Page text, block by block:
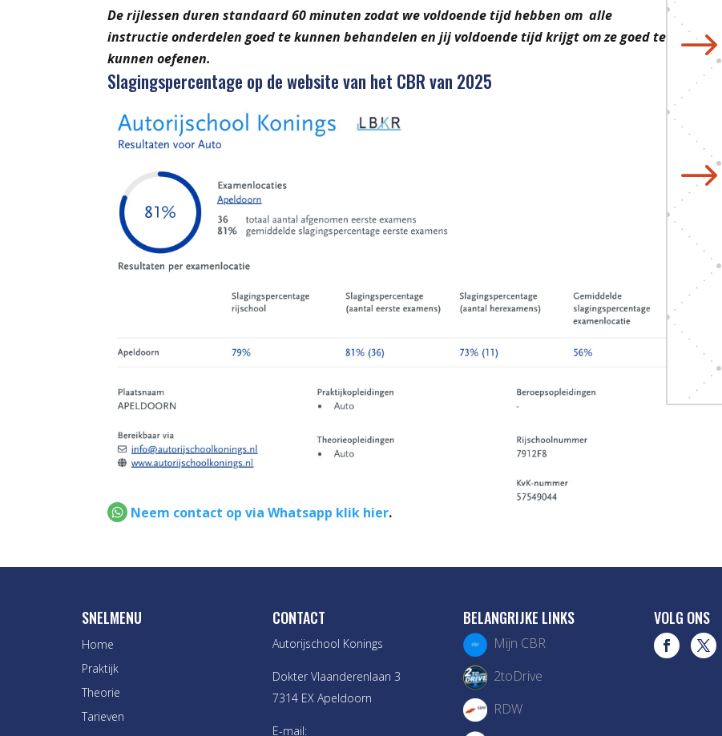
De rijlessen duren standaard 60 minuten zodat we voldoende tijd hebben om alle
instructie onderdelen goed te kunnen behandelen en jij voldoende tijd krijgt om ze goed te
kunnen oefenen.
Slagingspercentage op de website van het CBR van 2025
Neem contact op via Whatsapp klik hier.
$
$
SNELMENU
Home
Praktijk
Theorie
Tarieven
CONTACT
Autorijschool Konings
Dokter Vlaanderenlaan 3
7314 EX Apeldoorn
E-mail:
BELANGRIJKE LINKS
Mijn CBR
2toDrive
RDW
VOLG ONS